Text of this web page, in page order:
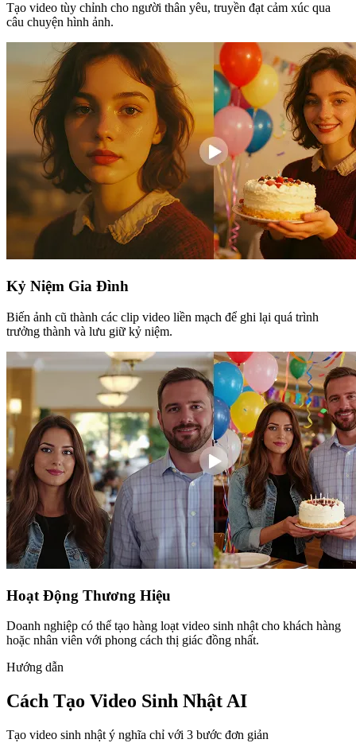
Tạo video tùy chỉnh cho người thân yêu, truyền đạt cảm xúc qua
câu chuyện hình ảnh.
Kỷ Niệm Gia Đình
Biến ảnh cũ thành các clip video liền mạch để ghi lại quá trình
trưởng thành và lưu giữ kỷ niệm.
Hoạt Động Thương Hiệu
Doanh nghiệp có thể tạo hàng loạt video sinh nhật cho khách hàng
hoặc nhân viên với phong cách thị giác đồng nhất.
Hướng dẫn
Cách Tạo Video Sinh Nhật AI
Tạo video sinh nhật ý nghĩa chỉ với 3 bước đơn giản